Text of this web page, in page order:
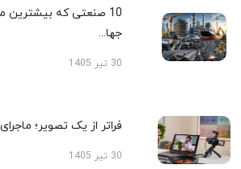
10 صنعتی که بیشترین
جها...
30 تیر 1405
فراتر از یک تصویر؛ ماجرای
30 تیر 1405